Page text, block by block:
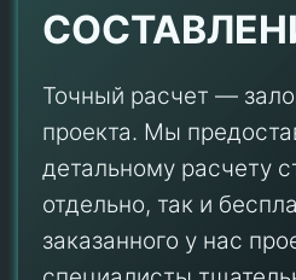
Точный расчет —
проекта. Мы
детальному расчету
отдельно, так и
заказанного у нас